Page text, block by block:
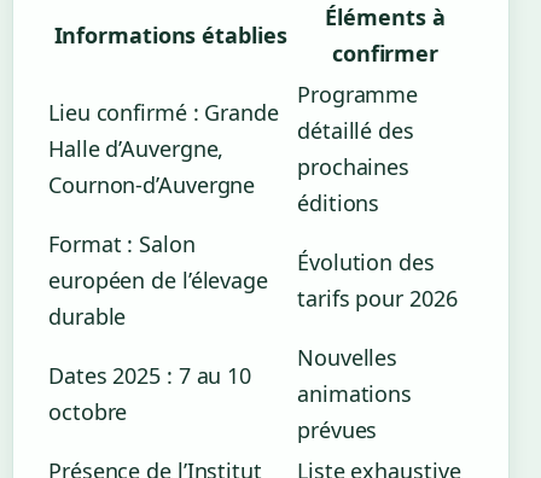
Informations établies
Éléments à
confirmer
Lieu confirmé : Grande
Halle d’Auvergne,
Cournon-d’Auvergne
Programme
détaillé des
prochaines
éditions
Format : Salon
européen de l’élevage
durable
Évolution des
tarifs pour 2026
Dates 2025 : 7 au 10
octobre
Nouvelles
animations
prévues
Présence de l’Institut
Liste exhaustive